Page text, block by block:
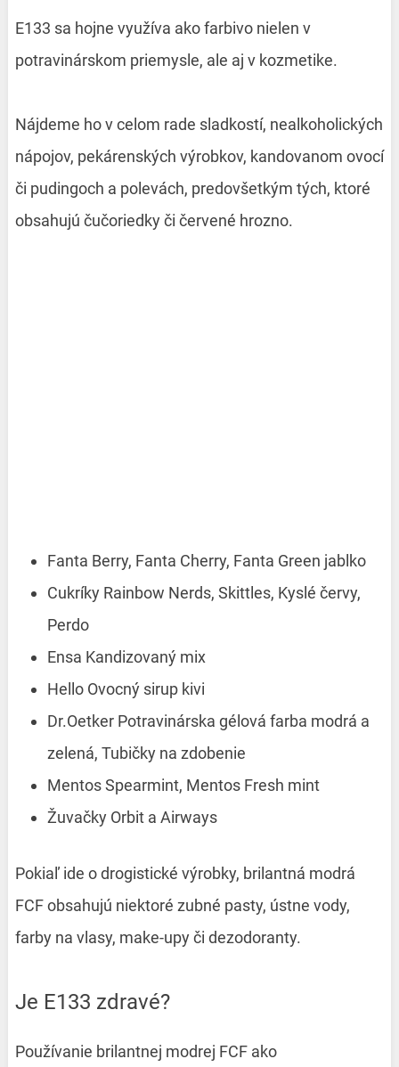
E133 sa hojne využíva ako farbivo nielen v
potravinárskom priemysle, ale aj v kozmetike.
Nájdeme ho v celom rade sladkostí, nealkoholických
nápojov, pekárenských výrobkov, kandovanom ovocí
či pudingoch a polevách, predovšetkým tých, ktoré
obsahujú čučoriedky či červené hrozno.
Fanta Berry, Fanta Cherry, Fanta Green jablko
Cukríky Rainbow Nerds, Skittles, Kyslé červy,
Perdo
Ensa Kandizovaný mix
Hello Ovocný sirup kivi
Dr.Oetker Potravinárska gélová farba modrá a
zelená, Tubičky na zdobenie
Mentos Spearmint, Mentos Fresh mint
Žuvačky Orbit a Airways
Pokiaľ ide o drogistické výrobky, brilantná modrá
FCF obsahujú niektoré zubné pasty, ústne vody,
farby na vlasy, make-upy či dezodoranty.
Je E133 zdravé?
Používanie brilantnej modrej FCF ako